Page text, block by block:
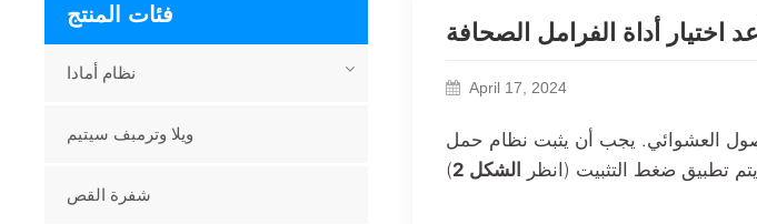
اختيار أداة الفرامل الصحافة
April 17, 2024
العشوائي. يجب أن يثبت نظام حمل
تطبيق ضغط التثبيت (انظر الشكل 2
فئات المنتج
نظام أمادا
ويلا وترمبف سيتيم
شفرة القص